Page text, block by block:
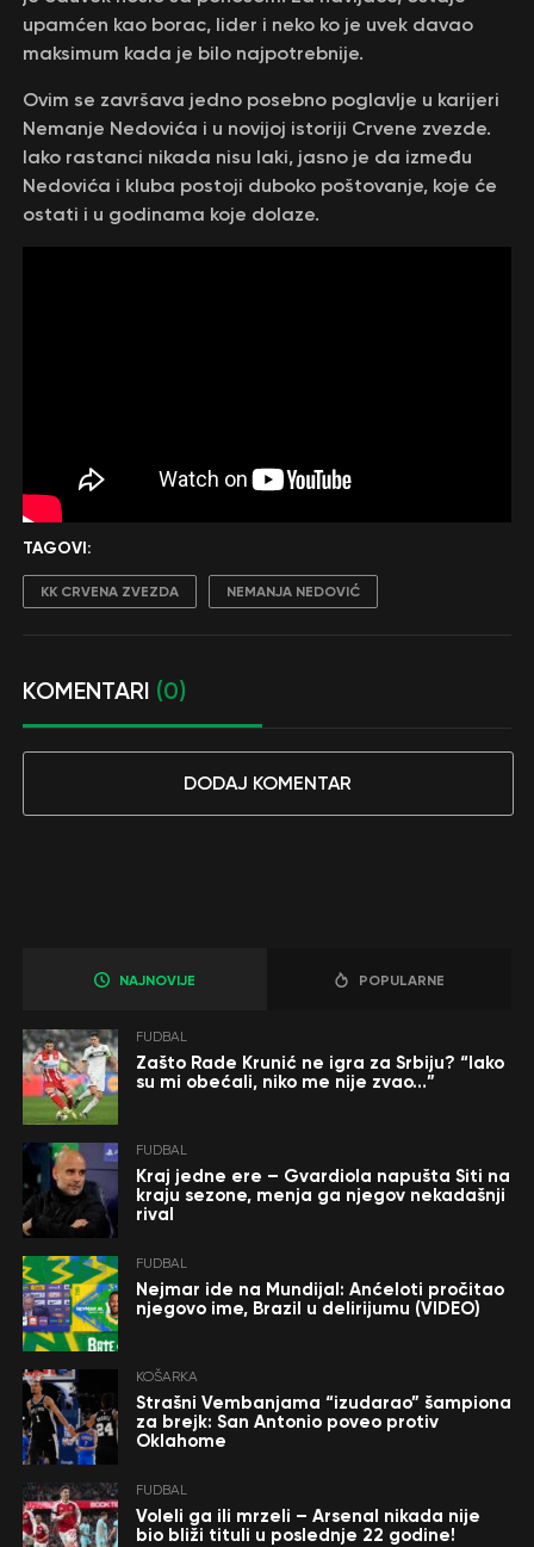
upamćen kao borac, lider i neko ko je uvek davao
maksimum kada je bilo najpotrebnije.
Ovim se završava jedno posebno poglavlje u karijeri
Nemanje Nedovića i u novijoj istoriji Crvene zvezde.
Iako rastanci nikada nisu laki, jasno je da između
Nedovića i kluba postoji duboko poštovanje, koje će
ostati i u godinama koje dolaze.
TAGOVI:
KK CRVENA ZVEZDA NEMANJA NEDOVIĆ
KOMENTARI (0)
DODAJ KOMENTAR
NAJNOVIJE POPULARNE
FUDBAL
Zašto Rade Krunić ne igra za Srbiju? “Iako
su mi obećali, niko me nije zvao…”
FUDBAL
Kraj jedne ere – Gvardiola napušta Siti na
kraju sezone, menja ga njegov nekadašnji
rival
FUDBAL
Nejmar ide na Mundijal: Anćeloti pročitao
njegovo ime, Brazil u delirijumu (VIDEO)
KOŠARKA
Strašni Vembanjama “izudarao” šampiona
za brejk: San Antonio poveo protiv
Oklahome
FUDBAL
Voleli ga ili mrzeli – Arsenal nikada nije
bio bliži tituli u poslednje 22 godine!